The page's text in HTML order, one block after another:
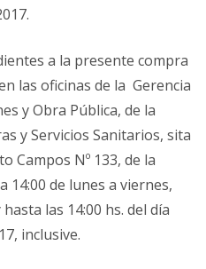
a la presente compra
las oficinas de la Gerencia
y Obra Pública, de la
y Servicios Sanitarios, sita
Campos Nº 133, de la
14:00 de lunes a viernes,
las 14:00 hs. del día
inclusive.